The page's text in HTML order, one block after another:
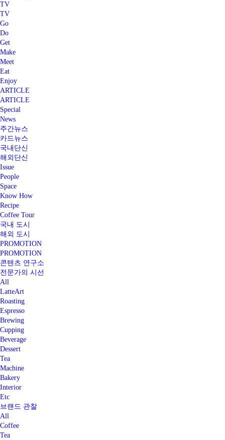
TV
TV
Go
Do
Get
Make
Meet
Eat
Enjoy
ARTICLE
ARTICLE
Special
News
주간뉴스
카드뉴스
국내단신
해외단신
Issue
People
Space
Know How
Recipe
Coffee Tour
국내 도시
해외 도시
PROMOTION
PROMOTION
콘텐츠 연구소
전문가의 시선
All
LatteArt
Roasting
Espresso
Brewing
Cupping
Beverage
Dessert
Tea
Machine
Bakery
Interior
Etc
브랜드 관찰
All
Coffee
Tea